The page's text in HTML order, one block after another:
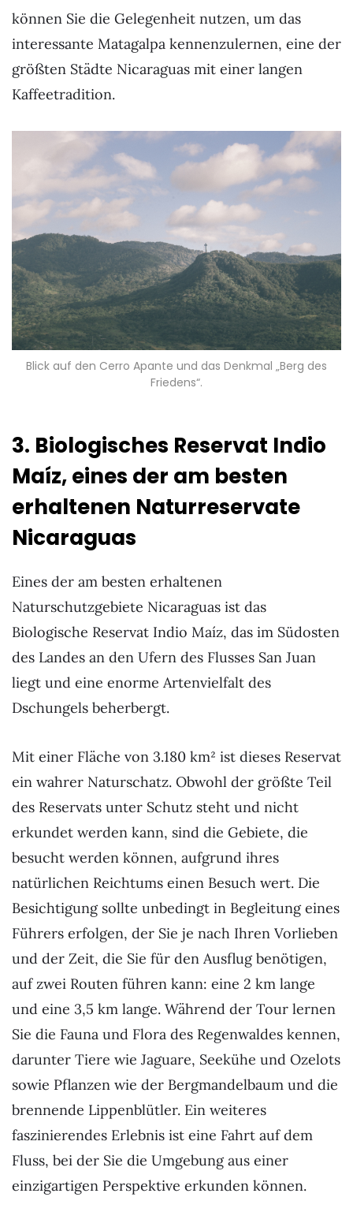
können Sie die Gelegenheit nutzen, um das
interessante Matagalpa kennenzulernen, eine der
größten Städte Nicaraguas mit einer langen
Kaffeetradition.
Blick auf den Cerro Apante und das Denkmal „Berg des
Friedens“.
3. Biologisches Reservat Indio
Maíz, eines der am besten
erhaltenen Naturreservate
Nicaraguas
Eines der am besten erhaltenen
Naturschutzgebiete Nicaraguas ist das
Biologische Reservat Indio Maíz, das im Südosten
des Landes an den Ufern des Flusses San Juan
liegt und eine enorme Artenvielfalt des
Dschungels beherbergt.
Mit einer Fläche von 3.180 km² ist dieses Reservat
ein wahrer Naturschatz. Obwohl der größte Teil
des Reservats unter Schutz steht und nicht
erkundet werden kann, sind die Gebiete, die
besucht werden können, aufgrund ihres
natürlichen Reichtums einen Besuch wert. Die
Besichtigung sollte unbedingt in Begleitung eines
Führers erfolgen, der Sie je nach Ihren Vorlieben
und der Zeit, die Sie für den Ausflug benötigen,
auf zwei Routen führen kann: eine 2 km lange
und eine 3,5 km lange. Während der Tour lernen
Sie die Fauna und Flora des Regenwaldes kennen,
darunter Tiere wie Jaguare, Seekühe und Ozelots
sowie Pflanzen wie der Bergmandelbaum und die
brennende Lippenblütler. Ein weiteres
faszinierendes Erlebnis ist eine Fahrt auf dem
Fluss, bei der Sie die Umgebung aus einer
einzigartigen Perspektive erkunden können.